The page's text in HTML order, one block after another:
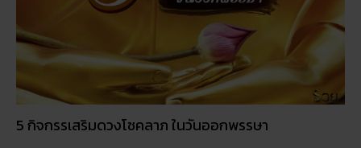
5 กิจกรรเสริมดวงโชคลาภ ในวันออกพรรษา